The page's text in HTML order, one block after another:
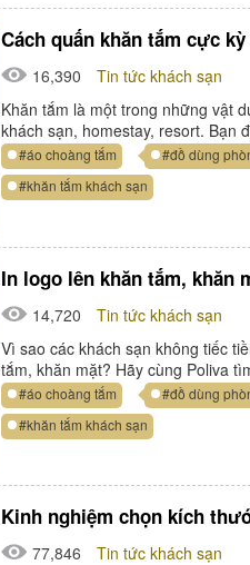
Cách quấn khăn tắm cực
16,390
Tin tức khách sạn
Khăn tắm là một trong những vật
khách sạn, homestay, resort. Bạn
#áo choàng tắm #đồ dùng
#khăn tắm khách sạn
In logo lên khăn tắm, khăn
14,720
Tin tức khách sạn
Vì sao các khách sạn không tiếc
tắm, khăn mặt? Hãy cùng Poliva
#áo choàng tắm #đồ dùng
#khăn tắm khách sạn
Kinh nghiệm chọn kích
77,846
Tin tức khách sạn